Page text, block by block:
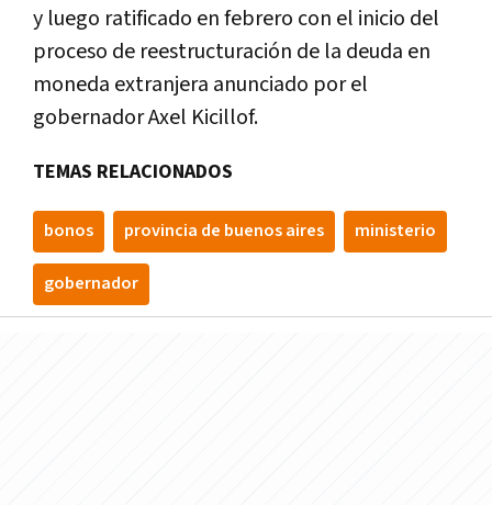
y luego ratificado en febrero con el inicio del
proceso de reestructuración de la deuda en
moneda extranjera anunciado por el
gobernador Axel Kicillof.
TEMAS RELACIONADOS
bonos provincia de buenos aires ministerio
gobernador